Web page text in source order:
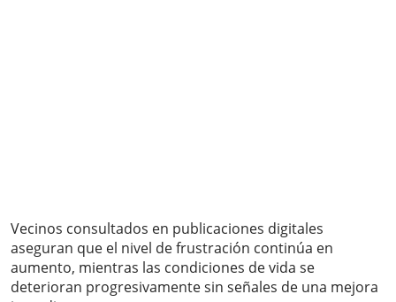
Vecinos consultados en publicaciones digitales
aseguran que el nivel de frustración continúa en
aumento, mientras las condiciones de vida se
deterioran progresivamente sin señales de una mejora